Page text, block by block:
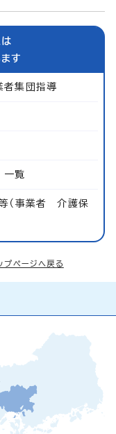
す
者集団指導
一覧
等（事業者 介護保
プページへ戻る